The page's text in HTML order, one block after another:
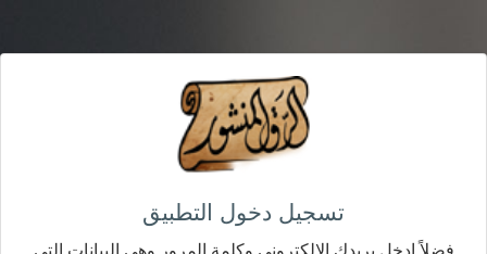
تسجيل دخول التطبيق